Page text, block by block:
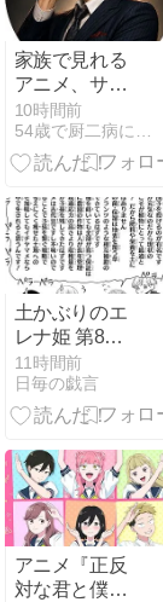
ト！
家族で見れる
アニメ、サブ
スク選びで配
信年齢制限を
確認する
10時間前
土かぶりのエ
レナ姫 第8巻
感想【異世界
転生×農業×ロ
マンス】
11時間前
日毎の戯言
アニメ『正反
対な君と僕』